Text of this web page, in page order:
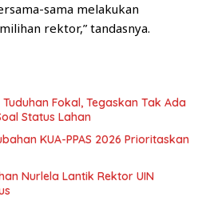
sama melakukan
rektor,” tandasnya.
Fokal, Tegaskan Tak Ada
Status Lahan
KUA-PPAS 2026 Prioritaskan
Nurlela Lantik Rektor UIN